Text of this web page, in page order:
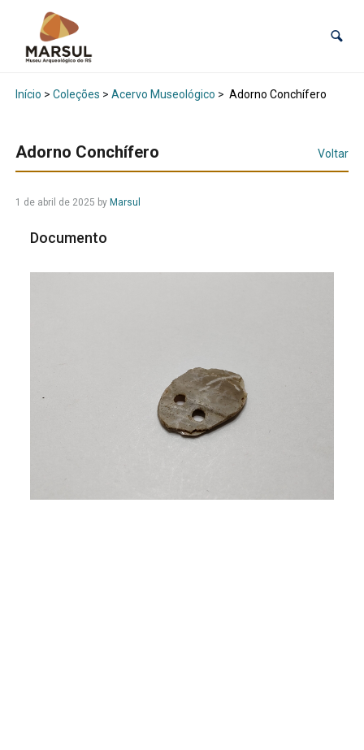
Início > Coleções > Acervo Museológico > Adorno Conchífero
Adorno Conchífero Voltar
1 de abril de 2025 by Marsul
Documento